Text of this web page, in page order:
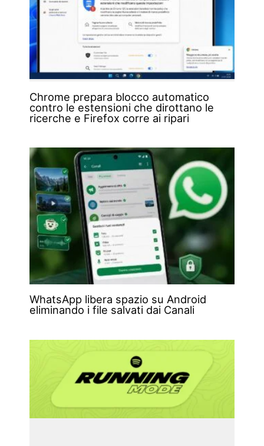
Chrome prepara blocco automatico
contro le estensioni che dirottano le
ricerche e Firefox corre ai ripari
WhatsApp libera spazio su Android
eliminando i file salvati dai Canali